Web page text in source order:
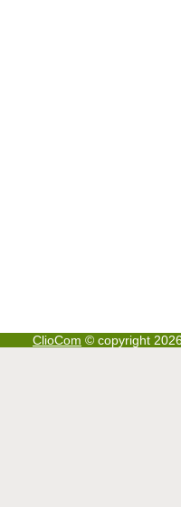
ClioCom © copyright